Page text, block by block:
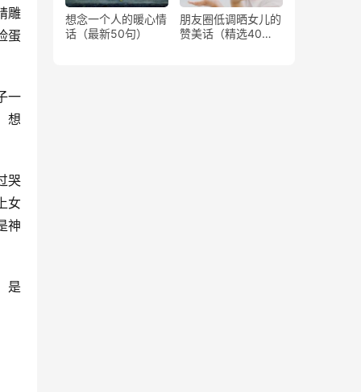
雕
蛋
一
想
哭
女
神
是
想念一个人的暖心情
话（最新50句）
朋友圈低调晒女儿的
赞美话（精选40